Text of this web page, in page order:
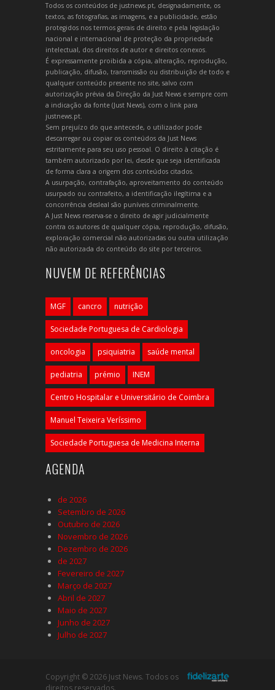
Todos os conteúdos de justnews.pt, designadamente, os
textos, as fotografias, as imagens, e a publicidade, estão
protegidos nos termos gerais de direito e pela legislação
nacional e internacional de proteção da propriedade
intelectual, dos direitos de autor e direitos conexos.
É expressamente proibida a cópia, alteração, reprodução,
publicação, difusão, transmissão ou distribuição de todo e
qualquer conteúdo presente no site, salvo com
autorização prévia da Direção da Just News e sempre com
a indicação da fonte (Just News), com o link para
justnews.pt.
Sem prejuízo do que antecede, o utilizador pode
descarregar ou copiar os conteúdos da Just News
estritamente para seu uso pessoal. O direito à citação é
também autorizado por lei, desde que seja identificada
de forma clara a origem dos conteúdos citados.
A usurpação, contrafação, aproveitamento do conteúdo
usurpado ou contrafeito, a identificação ilegítima e a
concorrência desleal são puníveis criminalmente.
A Just News reserva-se o direito de agir judicialmente
contra os autores de qualquer cópia, reprodução, difusão,
exploração comercial não autorizadas ou outra utilização
não autorizada do conteúdo do site por terceiros.
NUVEM DE REFERÊNCIAS
MGF cancro nutrição
Sociedade Portuguesa de Cardiologia
oncologia psiquiatria saúde mental
pediatria prémio INEM
Centro Hospitalar e Universitário de Coimbra
Manuel Teixeira Veríssimo
Sociedade Portuguesa de Medicina Interna
AGENDA
de 2026
Setembro de 2026
Outubro de 2026
Novembro de 2026
Dezembro de 2026
de 2027
Fevereiro de 2027
Março de 2027
Abril de 2027
Maio de 2027
Junho de 2027
Julho de 2027
Copyright © 2026 Just News. Todos os
direitos reservados.